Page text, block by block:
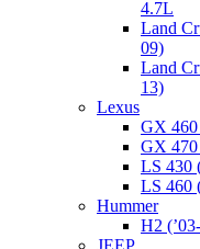
4.7L
Land
09)
Land
13)
Lexus
GX 460
GX 470
LS 430
LS 460
Hummer
H2
JEEP